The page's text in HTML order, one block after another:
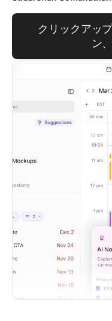
クリックアッ
ン